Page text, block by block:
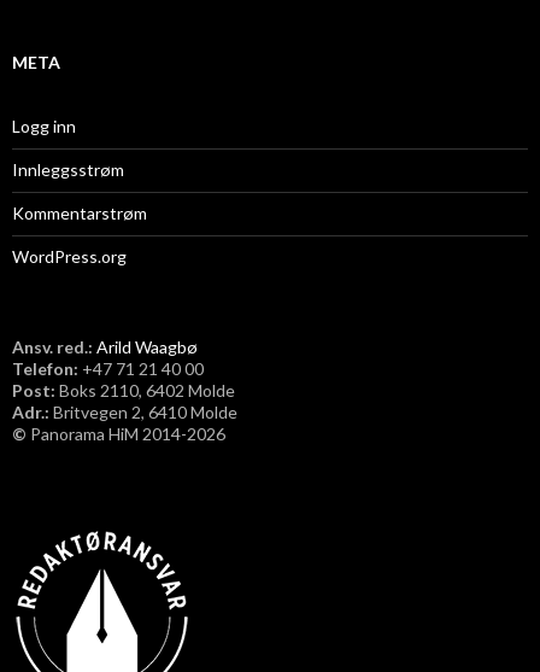
META
Logg inn
Innleggsstrøm
Kommentarstrøm
WordPress.org
Ansv. red.: Arild Waagbø
Telefon: ​+47 71 21 40 00
Post: Boks 2110, 6402 Molde
Adr.: Britvegen 2, 6410 Molde
© Panorama HiM 2014-2026